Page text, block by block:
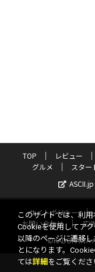
TOP レビュー
グルメ
スター
ASCII.jp
サイトポリシー
お問い合わせ
広
©KADOKAWA
このサイトでは、利
Cookieを使用してア
以降のページに遷移
とになります。
ては詳細 をご覧くださ